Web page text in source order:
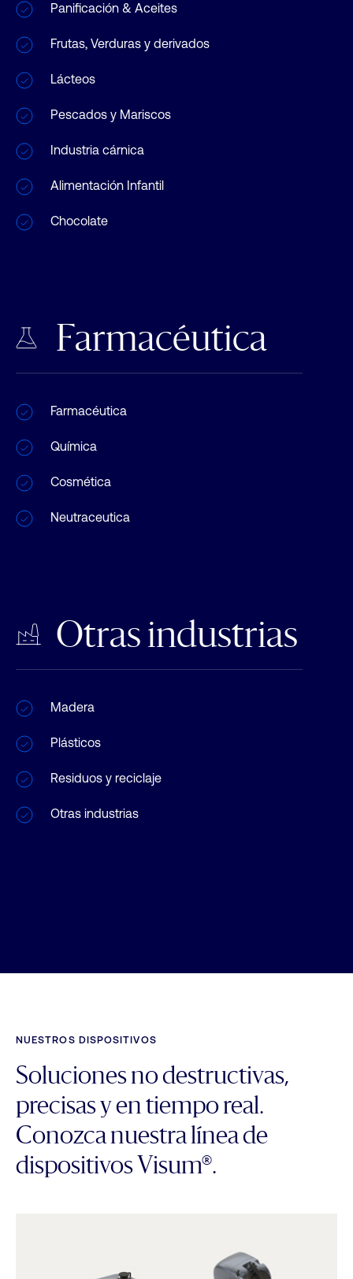
Panificación & Aceites
Frutas, Verduras y derivados
Lácteos
Pescados y Mariscos
Industria cárnica
Alimentación Infantil
Chocolate
Farmacéutica
Farmacéutica
Química
Cosmética
Neutraceutica
Otras industrias
Madera
Plásticos
Residuos y reciclaje
Otras industrias
NUESTROS DISPOSITIVOS
Soluciones no destructivas,
precisas y en tiempo real.
Conozca nuestra línea de
dispositivos Visum®.